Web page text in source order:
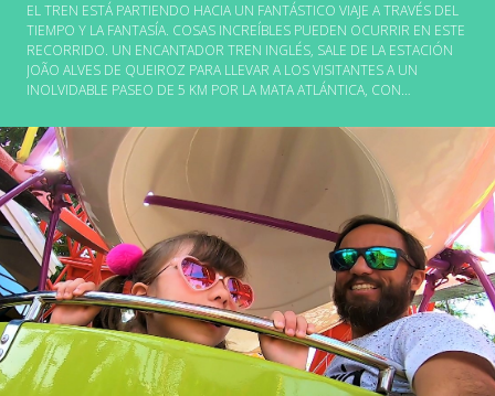
EL TREN ESTÁ PARTIENDO HACIA UN FANTÁSTICO VIAJE A TRAVÉS DEL
TIEMPO Y LA FANTASÍA. COSAS INCREÍBLES PUEDEN OCURRIR EN ESTE
RECORRIDO. UN ENCANTADOR TREN INGLÉS, SALE DE LA ESTACIÓN
JOÃO ALVES DE QUEIROZ PARA LLEVAR A LOS VISITANTES A UN
INOLVIDABLE PASEO DE 5 KM POR LA MATA ATLÁNTICA, CON
SORPRESAS QUE LLEVA A UN MUNDO DE MAGIA POBLADO POR
DINOSAURIOS, SERES DEL BOSQUE Y SERPIENTES GIGANTES. PARA
COMPLETAR LA EMOCIÓN, EN EL TRAYECTO SIGUE UN TERRIBLE
ASALTO AL TREN. DESPUÉS DE QUE TODOS LOS PASAJEROS VIVEN
FUERTES EMOCIONES, EL TREN SIGUE PARA UN VIAJE EN EL TIEMPO,
QUE LLEVA A LA CUEVA DE LOS DINOSAURIOS.